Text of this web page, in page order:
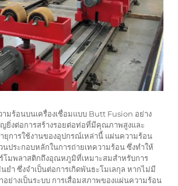
ามร้อนบนเครื่องเชื่อมแบบ Butt Fusion อย่าง
ยิ่งต่อการสร้างรอยต่อท่อที่มีคุณภาพสูงและ
ยุการใช้งานของอุปกรณ์เหล่านี้ แผ่นความร้อน
นประกอบหลักในการถ่ายเทความร้อน ซึ่งทำให้
โมพลาสติกถึงอุณหภูมิที่เหมาะสมสำหรับการ
ำ ซึ่งจำเป็นต่อการเกิดพันธะโมเลกุล หากไม่มี
ย่างเป็นระบบ การเสื่อมสภาพของแผ่นความร้อน